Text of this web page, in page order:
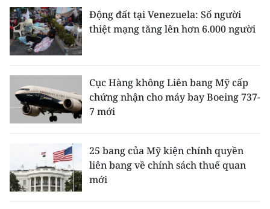
Động đất tại Venezuela: Số người
thiệt mạng tăng lên hơn 6.000 người
Cục Hàng không Liên bang Mỹ cấp
chứng nhận cho máy bay Boeing 737-
7 mới
25 bang của Mỹ kiện chính quyền
liên bang về chính sách thuế quan
mới